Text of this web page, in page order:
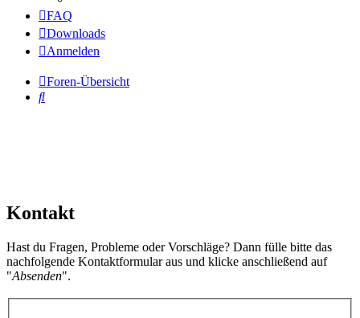
FAQ
Downloads
Anmelden
Foren-Übersicht
Suche
Kontakt
Hast du Fragen, Probleme oder Vorschläge? Dann fülle bitte das
nachfolgende Kontaktformular aus und klicke anschließend auf
"Absenden".